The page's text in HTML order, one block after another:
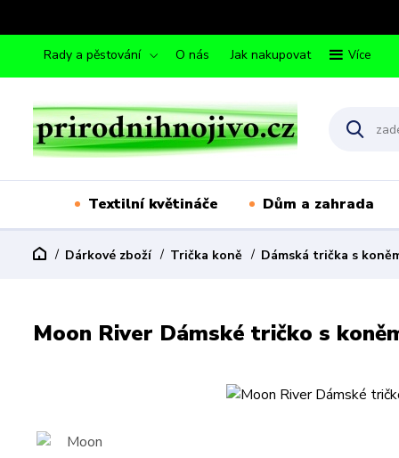
Rady a pěstování O nás Jak nakupovat Více
Textilní květináče Dům a zahrada
Dárkové zboží Trička koně Dámská trička s
Moon River Dámské tričko s